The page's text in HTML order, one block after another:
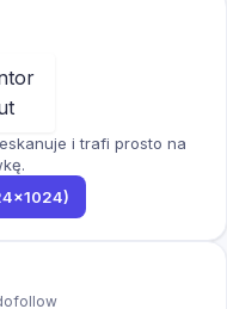
i trafi prosto na